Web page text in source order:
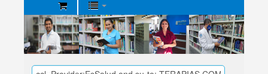
Biblioteca
Central
EsSalud